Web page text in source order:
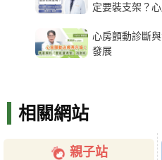
定要裝支架？
心房顫動診斷
發展
相關網站
親子站